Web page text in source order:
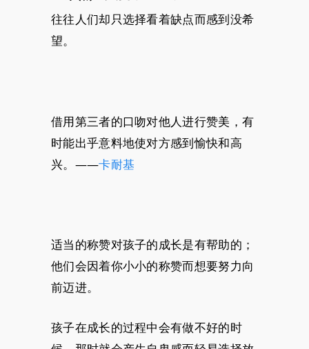
往往人们却只选择看着缺点而感到没希
望。
借用第三者的口吻对他人进行赞美，有
时能出乎意料地使对方感到愉快和高
兴。——卡耐基
适当的称赞对孩子的成长是有帮助的；
他们会因着你小小的称赞而想要努力向
前迈进。
孩子在成长的过程中会有做不好的时